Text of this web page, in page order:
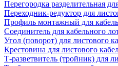
Перегородка разделительная
Переходник-редуктор для
Профиль монтажный для
Соединитель для кабельного
Угол (поворот) для листового
Крестовина для листового
Т-разветвитель (тройник) для